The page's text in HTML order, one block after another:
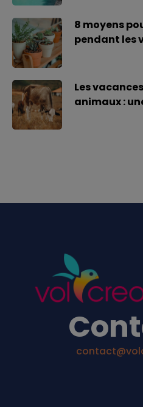
8 moyens
pendant les
Les
animaux :